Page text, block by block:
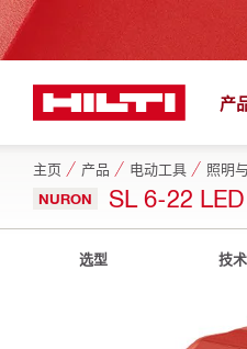
产
主页 产品 电动工具 照明
NURON SL 6-22
选型 技